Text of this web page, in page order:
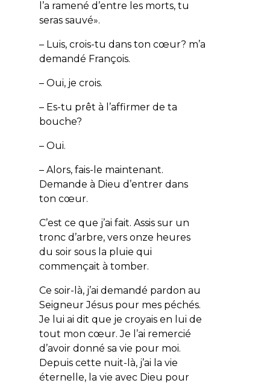
l’a ramené d’entre les morts, tu
seras sauvé».
– Luis, crois-tu dans ton cœur? m’a
demandé François.
– Oui, je crois.
– Es-tu prêt à l’affirmer de ta
bouche?
– Oui.
– Alors, fais-le maintenant.
Demande à Dieu d’entrer dans
ton cœur.
C’est ce que j’ai fait. Assis sur un
tronc d’arbre, vers onze heures
du soir sous la pluie qui
commençait à tomber.
Ce soir-là, j’ai demandé pardon au
Seigneur Jésus pour mes péchés.
Je lui ai dit que je croyais en lui de
tout mon cœur. Je l’ai remercié
d’avoir donné sa vie pour moi.
Depuis cette nuit-là, j’ai la vie
éternelle, la vie avec Dieu pour